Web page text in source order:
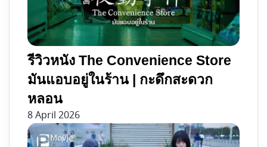
รีวิวหนัง The Convenience Store
มันแอบอยู่ในร้าน | กะดึกสะดวก
หลอน
8 April 2026